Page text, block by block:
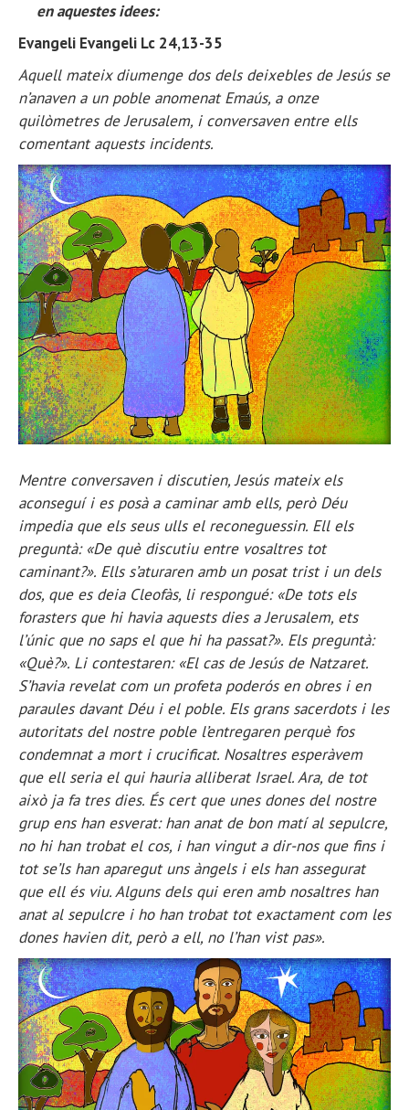
en aquestes idees:
Evangeli Evangeli Lc 24,13-35
Aquell mateix diumenge dos dels deixebles de Jesús se
n’anaven a un poble anomenat Emaús, a onze
quilòmetres de Jerusalem, i conversaven entre ells
comentant aquests incidents.
Mentre conversaven i discutien, Jesús mateix els
aconseguí i es posà a caminar amb ells, però Déu
impedia que els seus ulls el reconeguessin. Ell els
preguntà: «De què discutiu entre vosaltres tot
caminant?». Ells s’aturaren amb un posat trist i un dels
dos, que es deia Cleofàs, li respongué: «De tots els
forasters que hi havia aquests dies a Jerusalem, ets
l’únic que no saps el que hi ha passat?». Els preguntà:
«Què?». Li contestaren: «El cas de Jesús de Natzaret.
S’havia revelat com un profeta poderós en obres i en
paraules davant Déu i el poble. Els grans sacerdots i les
autoritats del nostre poble l’entregaren perquè fos
condemnat a mort i crucificat. Nosaltres esperàvem
que ell seria el qui hauria alliberat Israel. Ara, de tot
això ja fa tres dies. És cert que unes dones del nostre
grup ens han esverat: han anat de bon matí al sepulcre,
no hi han trobat el cos, i han vingut a dir-nos que fins i
tot se’ls han aparegut uns àngels i els han assegurat
que ell és viu. Alguns dels qui eren amb nosaltres han
anat al sepulcre i ho han trobat tot exactament com les
dones havien dit, però a ell, no l’han vist pas».